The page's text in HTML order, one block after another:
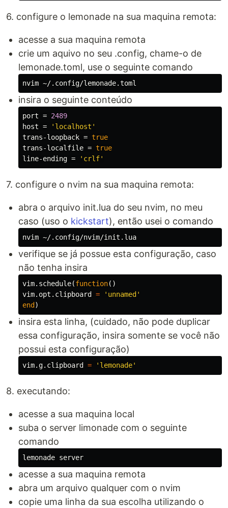
6. configure o lemonade na sua maquina remota:
acesse a sua maquina remota
crie um aquivo no seu .config, chame-o de
lemonade.toml, use o seguinte comando
insira o seguinte conteúdo
port = 2489
host =
'localhost'
trans-loopback = true
trans-localfile = true
line-ending = 'crlf'
7. configure o nvim na sua maquina remota:
abra o arquivo init.lua do seu nvim, no meu
caso (uso o kickstart), então usei o comando
verifique se já possue esta configuração, caso
não tenha insira
vim. schedule(function()
vim. opt . clipboard =
'unnamed'
end )
insira esta linha, (cuidado, não pode duplicar
essa configuração, insira somente se você não
possui esta configuração)
vim.g. clipboard = 'lemonade'
8. executando:
acesse a sua maquina local
suba o server limonade com o seguinte
comando
acesse a sua maquina remota
abra um arquivo qualquer com o nvim
copie uma linha da sua escolha utilizando o